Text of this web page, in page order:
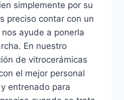
simplemente por su
preciso contar con un
ayude a ponerla
En nuestro
de vitrocerámicas
el mejor personal
entrenado para